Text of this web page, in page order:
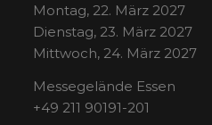
Montag, 22. März 2027
Dienstag, 23. März 2027
Mittwoch, 24. März 2027
Messegelände Essen
+49 211 90191-201